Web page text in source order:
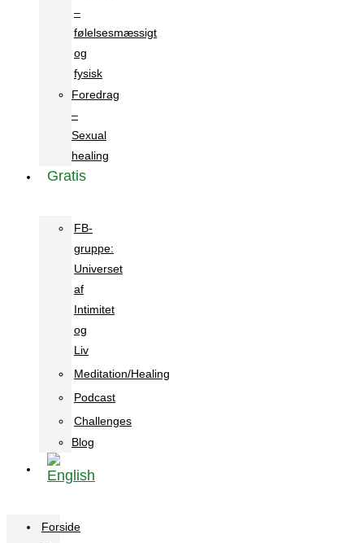
–
følelsesmæssigt
og
fysisk
Foredrag
–
Sexual
healing
Gratis
FB-
gruppe:
Universet
af
Intimitet
og
Liv
Meditation/Healing
Podcast
Challenges
Blog
Forside